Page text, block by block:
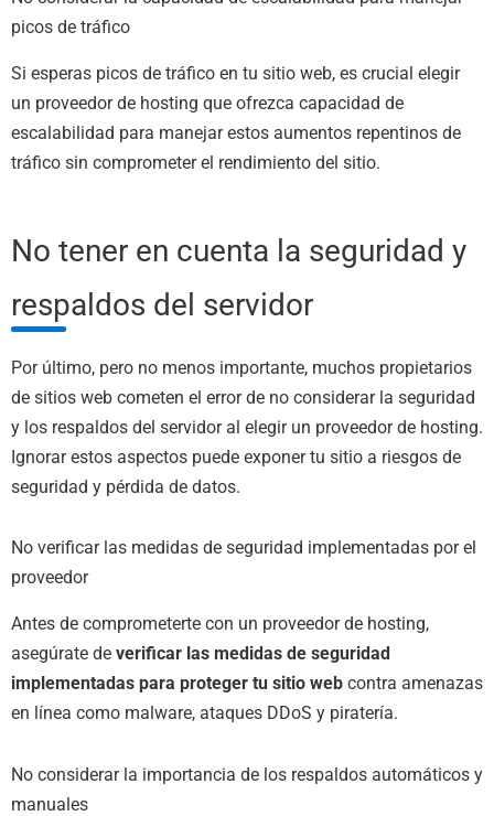
picos de tráfico
Si esperas picos de tráfico en tu sitio web, es crucial elegir
un proveedor de hosting que ofrezca capacidad de
escalabilidad para manejar estos aumentos repentinos de
tráfico sin comprometer el rendimiento del sitio.
No tener en cuenta la seguridad y
respaldos del servidor
Por último, pero no menos importante, muchos propietarios
de sitios web cometen el error de no considerar la seguridad
y los respaldos del servidor al elegir un proveedor de hosting.
Ignorar estos aspectos puede exponer tu sitio a riesgos de
seguridad y pérdida de datos.
No verificar las medidas de seguridad implementadas por el
proveedor
Antes de comprometerte con un proveedor de hosting,
asegúrate de verificar las medidas de seguridad
implementadas para proteger tu sitio web contra amenazas
en línea como malware, ataques DDoS y piratería.
No considerar la importancia de los respaldos automáticos y
manuales